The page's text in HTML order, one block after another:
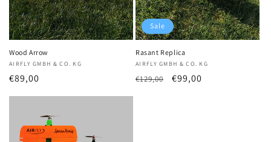
Wood Arrow
Anbieter:
AIRFLY GMBH & CO. KG
Normaler
€89,00
Sale
Rasant Replica
Anbieter:
AIRFLY GMBH & CO. KG
Normaler
€129,00 Verkaufspreis
€99,00